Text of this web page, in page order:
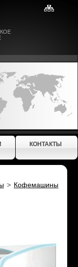
КОНТАКТЫ
> Кофемашины